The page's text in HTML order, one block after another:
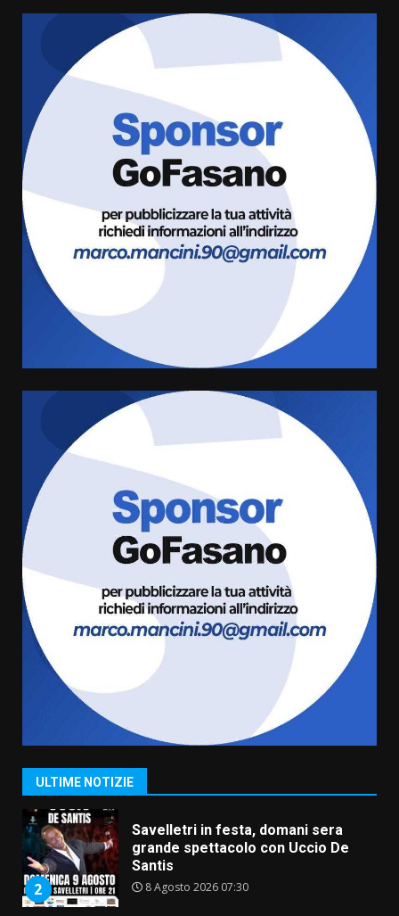
ULTIME NOTIZIE
Politiche Giovanili e Mobilità
Sostenibile: premiati gli studenti
universitari del bando “La strada
giusta”
8 Agosto 2026 07:15
“I Contestatori: Musica di
Rivoluzione”: nuovo
appuntamento con “Fasano in
Banda”
amarezza per esclusione dal
campionato di calcio”
7 Agosto 2026 06:00
Fasanese ferito a colpi di arma
da fuoco
6 Agosto 2026 18:13
Carta d’identità: continua il piano
di aperture straordinarie del
Comune di Fasano
6 Agosto 2026 14:16
1
La Banda Città di Fasano apre
ufficialmente la Festa di
2
Savelletri in festa, domani sera
grande spettacolo con Uccio De
Santis
8 Agosto 2026 07:30